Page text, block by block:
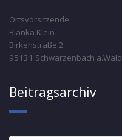
Ortsvorsitzende:
Bianka Klein
Birkenstraße 2
95131 Schwarzenbach a.Wald
Beitragsarchiv